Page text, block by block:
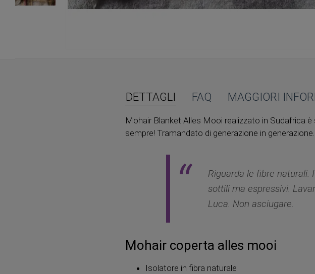
DETTAGLI
Mohair Blanket Alles Mooi realizzato in Sudafrica
sempre! Tramandato di generazione in generazione.
Riguarda le fibre naturali.
sottili ma espressivi.
Luca. Non asciugare.
Mohair coperta alles mooi
Isolatore in fibra naturale
FAQ